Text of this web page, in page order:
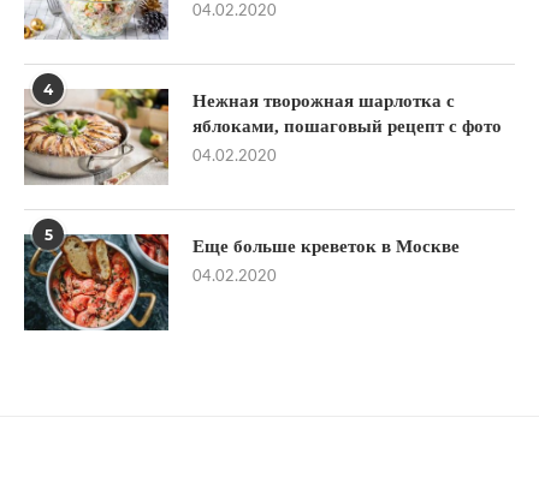
04.02.2020
4
Нежная творожная шарлотка с
яблоками, пошаговый рецепт с фото
04.02.2020
5
Еще больше креветок в Москве
04.02.2020